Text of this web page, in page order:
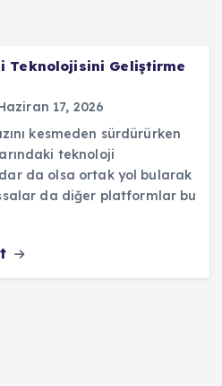
Teknolojisini Geliştirme
17, 2026
kesmeden sürdürürken
teknoloji
da olsa ortak yol bularak
da diğer platformlar bu